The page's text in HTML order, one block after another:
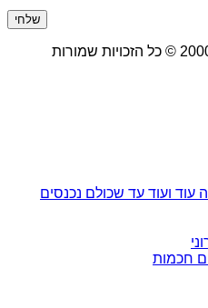
ועוד עד שכולם נכנסים
חכמות
© כל הזכויות שמורות